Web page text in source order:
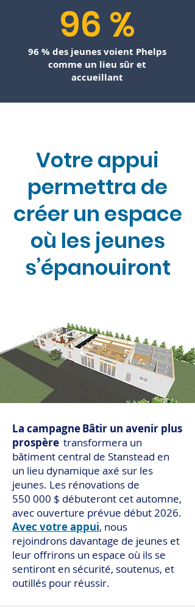
96 %
96 % des jeunes voient Phelps
comme un lieu sûr et
accueillant
Votre appui
permettra de
créer un espace
où les jeunes
s’épanouiront
La campagne Bâtir un avenir plus
prospère transformera un
bâtiment central de Stanstead en
un lieu dynamique axé sur les
jeunes. Les rénovations de
550 000 $ débuteront cet automne,
avec ouverture prévue début 2026.
Avec votre appui, nous
rejoindrons davantage de jeunes et
leur offrirons un espace où ils se
sentiront en sécurité, soutenus, et
outillés pour réussir.